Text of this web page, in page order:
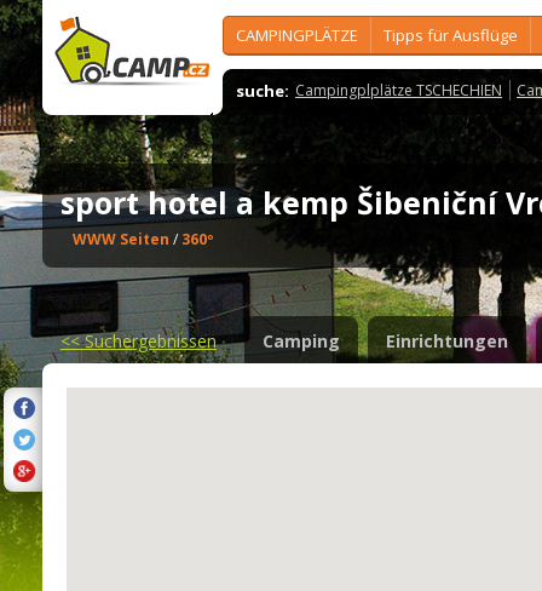
CAMPINGPLÄTZE Tipps für Ausflüge
suche: Campingplplätze TSCHECHIEN
sport hotel a kemp Šibeniční
WWW Seiten / 360º
<<Suchergebnissen Camping Einrichtungen